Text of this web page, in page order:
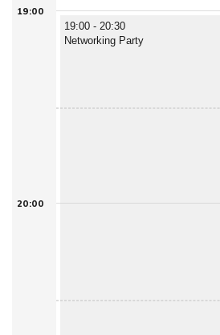
19:00
20:00
19:00 - 20:30
Networking Party